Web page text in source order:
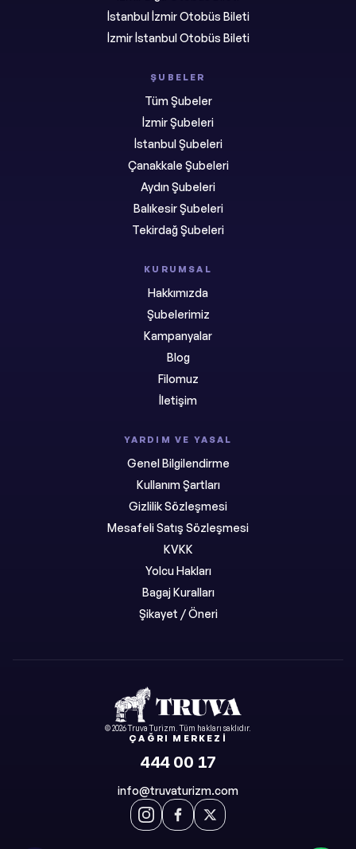
İstanbul İzmir Otobüs Bileti
İzmir İstanbul Otobüs Bileti
ŞUBELER
Tüm Şubeler
İzmir Şubeleri
İstanbul Şubeleri
Çanakkale Şubeleri
Aydın Şubeleri
Balıkesir Şubeleri
Tekirdağ Şubeleri
KURUMSAL
Hakkımızda
Şubelerimiz
Kampanyalar
Blog
Filomuz
İletişim
YARDIM VE YASAL
Genel Bilgilendirme
Kullanım Şartları
Gizlilik Sözleşmesi
Mesafeli Satış Sözleşmesi
KVKK
Yolcu Hakları
Bagaj Kuralları
Şikayet / Öneri
©2026Truva Turizm . Tüm hakları saklıdır.
ÇAĞRI MERKEZI
444 00 17
info@truvaturizm.com